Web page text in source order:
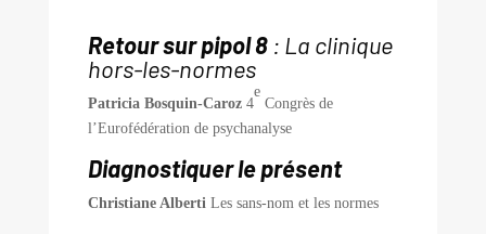
Retour sur pipol 8: La clinique
hors-les-normes
Patricia Bosquin-Caroz4
e
Congrès de
l’Eurofédération de psychanalyse
Diagnostiquer le présent
Christiane AlbertiLes sans-nom et les normes